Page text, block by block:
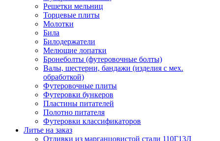
Решетки мельниц
Торцевые плиты
Молотки
Била
Билодержатели
Мелющие лопатки
Бронеболты (футеровочные болты)
Валы, шестерни, бандажи (изделия с мех.
обработкой)
Футеровочные плиты
Футеровки бункеров
Пластины питателей
Полотно питателя
Футеровки классификаторов
Литье на заказ
Отливки из марганцовистой стали 110Г13Л